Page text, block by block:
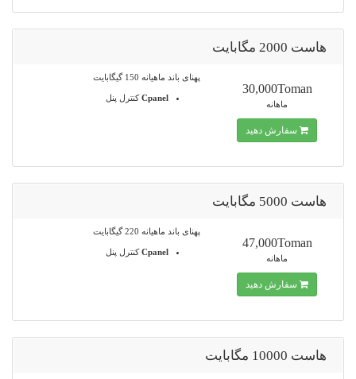
هاست 2000 مگابایت
پهنای باند ماهیانه 150 گیگابایت
Cpanelکنترل پنل
30,000Toman
ماهانه
سفارش دهید
هاست 5000 مگابایت
پهنای باند ماهیانه 220 گیگابایت
Cpanelکنترل پنل
47,000Toman
ماهانه
سفارش دهید
هاست 10000 مگابایت